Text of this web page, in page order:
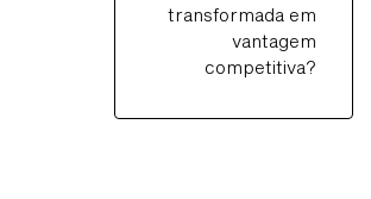
transformada em
vantagem
competitiva?